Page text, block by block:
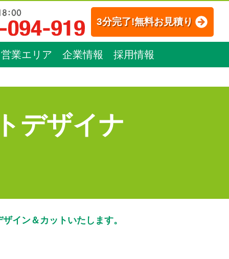
3分完了!無料お見積り
営業エリア 企業情報 採用情報
デザイナ
イン＆カットいたします。